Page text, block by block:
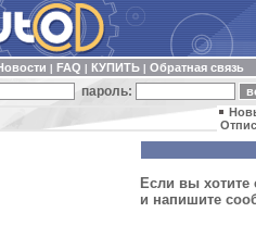
FAQ КУПИТЬ Обратная связь
пароль:
Если вы хотите
и напишите